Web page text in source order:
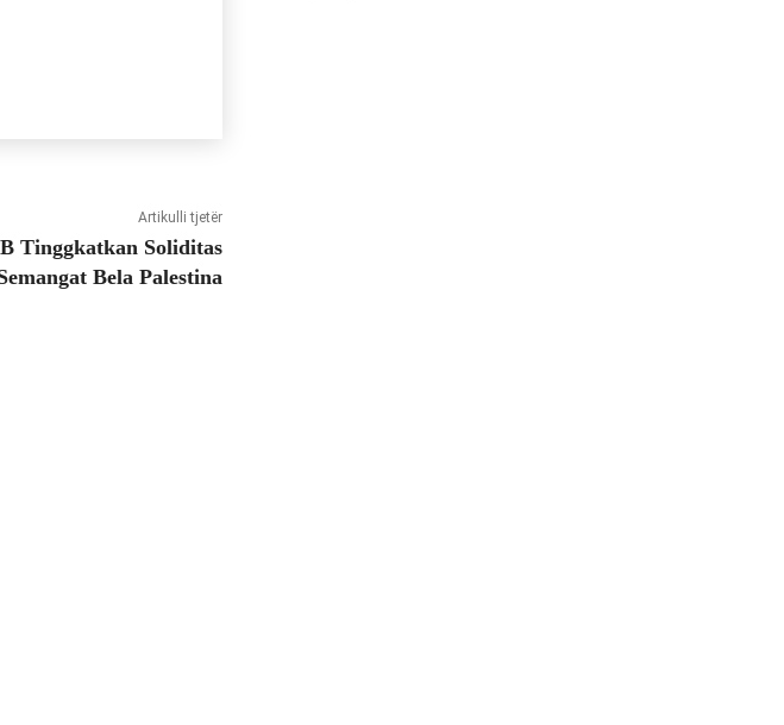
Artikulli tjetër
Tinggkatkan Soliditas
Bela Palestina